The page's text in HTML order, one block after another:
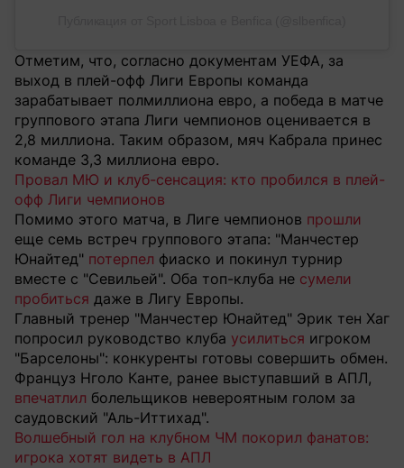
Отметим, что, согласно документам УЕФА, за
выход в плей-офф Лиги Европы команда
зарабатывает полмиллиона евро, а победа в матче
группового этапа Лиги чемпионов оценивается в
2,8 миллиона. Таким образом, мяч Кабрала принес
команде 3,3 миллиона евро.
Провал МЮ и клуб-сенсация: кто пробился в плей-
офф Лиги чемпионов
Помимо этого матча, в Лиге чемпионов прошли
еще семь встреч группового этапа: "Манчестер
Юнайтед" потерпел фиаско и покинул турнир
вместе с "Севильей". Оба топ-клуба не сумели
пробиться даже в Лигу Европы.
Главный тренер "Манчестер Юнайтед" Эрик тен Хаг
попросил руководство клуба усилиться игроком
"Барселоны": конкуренты готовы совершить обмен.
Француз Нголо Канте, ранее выступавший в АПЛ,
впечатлил болельщиков невероятным голом за
саудовский "Аль-Иттихад".
Волшебный гол на клубном ЧМ покорил фанатов:
игрока хотят видеть в АПЛ